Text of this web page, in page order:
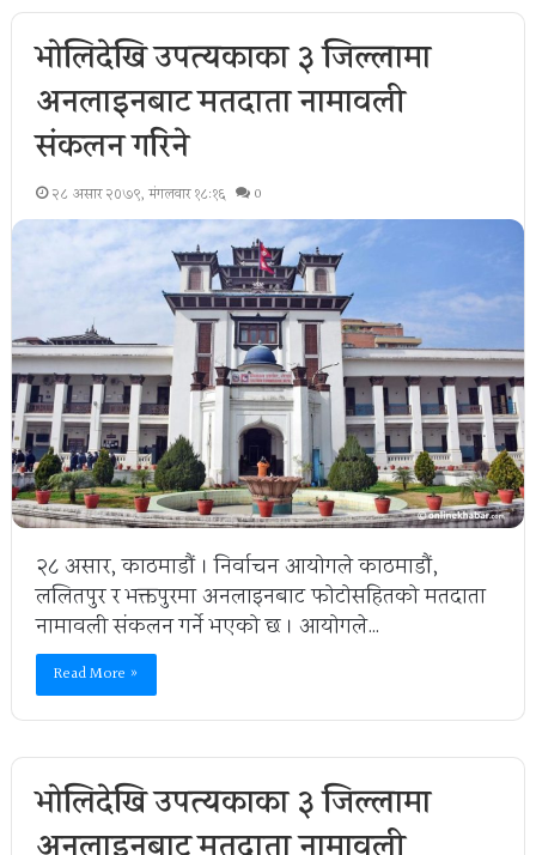
भोलिदेखि उपत्यकाका ३ जिल्लामा
अनलाइनबाट मतदाता नामावली
संकलन गरिने
२८ असार २०७९, मंगलवार १८:१६ 0
२८ असार, काठमाडौं । निर्वाचन आयोगले काठमाडौं,
ललितपुर र भक्तपुरमा अनलाइनबाट फोटोसहितको मतदाता
नामावली संकलन गर्ने भएको छ । आयोगले…
Read More »
भोलिदेखि उपत्यकाका ३ जिल्लामा